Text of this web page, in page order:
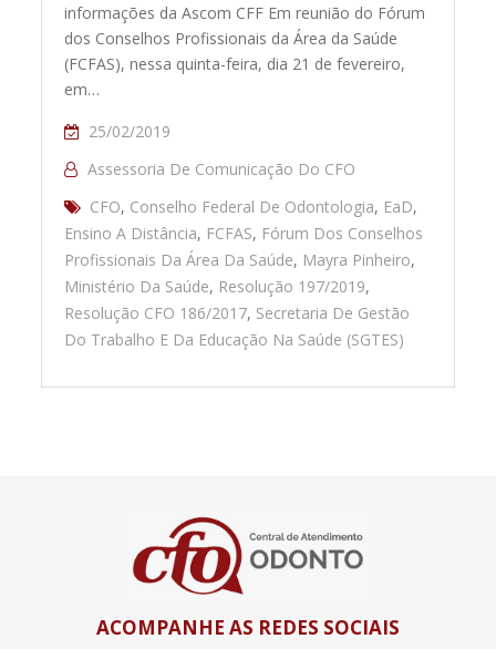
informações da Ascom CFF Em reunião do Fórum
dos Conselhos Profissionais da Área da Saúde
(FCFAS), nessa quinta-feira, dia 21 de fevereiro,
em…
25/02/2019
Assessoria De Comunicação Do CFO
CFO, Conselho Federal De Odontologia, EaD,
Ensino A Distância, FCFAS, Fórum Dos Conselhos
Profissionais Da Área Da Saúde, Mayra Pinheiro,
Ministério Da Saúde, Resolução 197/2019,
Resolução CFO 186/2017, Secretaria De Gestão
Do Trabalho E Da Educação Na Saúde (SGTES)
ACOMPANHE AS REDES SOCIAIS